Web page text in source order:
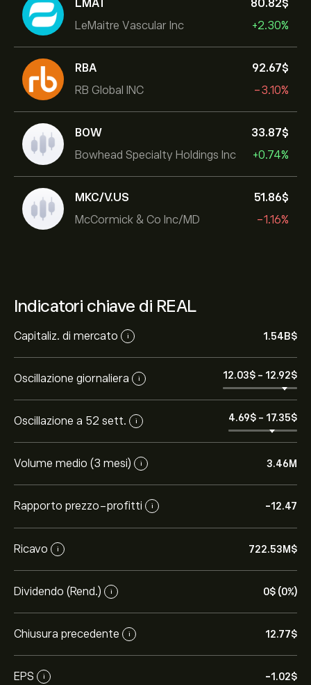
LMAT
LeMaitre Vascular Inc
80.82‎$‎
+2.30%
RBA
RB Global INC
92.67‎$‎
-3.10%
BOW
Bowhead Specialty Holdings Inc
33.87‎$‎
+0.74%
MKC/V.US
McCormick & Co Inc/MD
51.86‎$‎
-1.16%
Indicatori chiave di REAL
Capitaliz. di mercato i 1.54B‎$‎
Oscillazione giornaliera i 12.03‎$‎ - 12.92‎$‎
Oscillazione a 52 sett. i 4.69‎$‎ - 17.35‎$‎
Volume medio (3 mesi) i 3.46M
Rapporto prezzo-profitti i -12.47
Ricavo i 722.53M‎$‎
Dividendo (Rend.) i 0‎$‎ (0%)
Chiusura precedente i 12.77‎$‎
EPS i -1.02‎$‎